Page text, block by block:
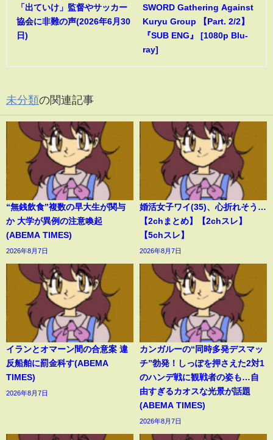
「出ていけ」監督やサッカー
協会に非難の声(2026年6月30
日)
SWORD Gathering Against
Kuryu Group 【Part. 2/2】
『SUB ENG』 [1080p Blu-
ray]
未分類の関連記事
“無銭飲食”複数の早大生が関与
か 大学が異例の注意喚起
(ABEMA TIMES)
2026年8月7日
婚活女子ワイ(35)、心折れそう…
【2chまとめ】【2chスレ】
【5chスレ】
2026年8月7日
イランとオマーン間の合意案 違
反船舶に罰金科す(ABEMA
TIMES)
2026年8月7日
カンガルーの“同時多発デスマッ
チ”勃発！しっぽを押さえた2対1
のハンデ戦に観戦者の姿も…自
由すぎるカオスな光景が話題
(ABEMA TIMES)
2026年8月7日